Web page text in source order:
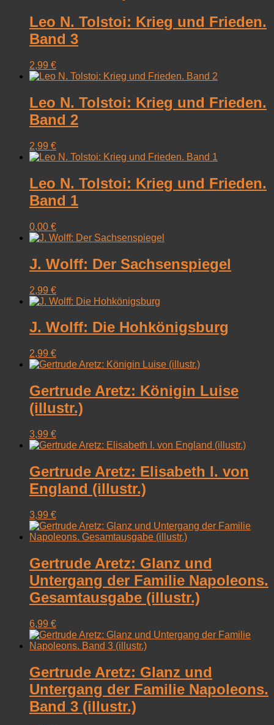
Leo N. Tolstoi: Krieg und Frieden.
Band 3
2,99 €
Leo N. Tolstoi: Krieg und Frieden.
Band 2
2,99 €
Leo N. Tolstoi: Krieg und Frieden.
Band 1
0,00 €
J. Wolff: Der Sachsenspiegel
2,99 €
J. Wolff: Die Hohkönigsburg
2,99 €
Gertrude Aretz: Königin Luise
(illustr.)
3,99 €
Gertrude Aretz: Elisabeth I. von
England (illustr.)
3,99 €
Gertrude Aretz: Glanz und
Untergang der Familie Napoleons.
Gesamtausgabe (illustr.)
6,99 €
Gertrude Aretz: Glanz und
Untergang der Familie Napoleons.
Band 3 (illustr.)